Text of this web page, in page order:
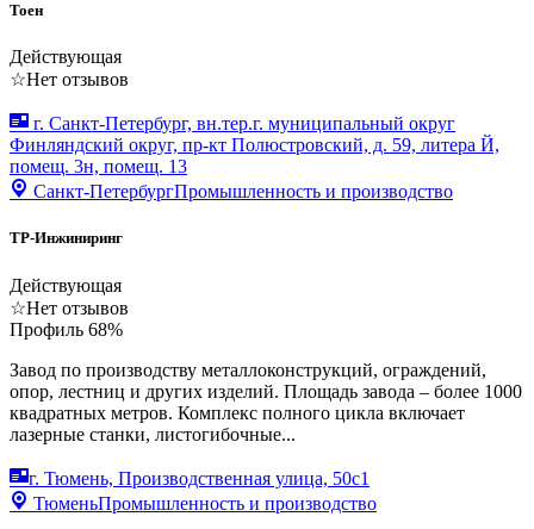
Тоен
Действующая
☆Нет отзывов
г. Санкт-Петербург, вн.тер.г. муниципальный округ
Финляндский округ, пр-кт Полюстровский, д. 59, литера Й,
помещ. 3н, помещ. 13
Санкт-ПетербургПромышленность и производство
ТР-Инжиниринг
Действующая
☆Нет отзывов
Профиль 68%
Завод по производству металлоконструкций, ограждений,
опор, лестниц и других изделий. Площадь завода – более 1000
квадратных метров. Комплекс полного цикла включает
лазерные станки, листогибочные...
г. Тюмень, Производственная улица, 50с1
ТюменьПромышленность и производство